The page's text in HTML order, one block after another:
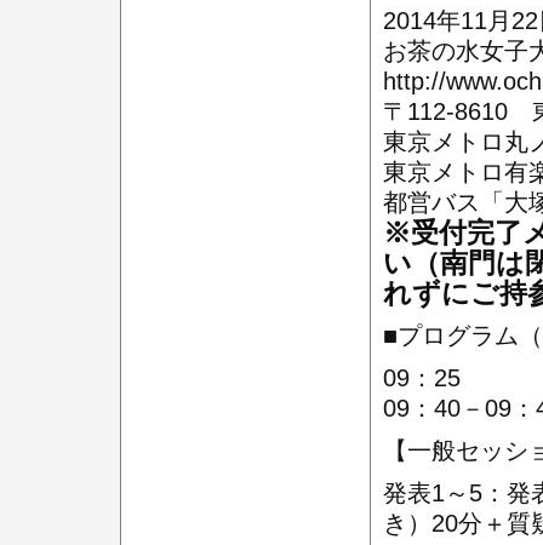
2014年11月
お茶の水女
http://
〒112-8610
東京メトロ丸
東京メトロ有
都営バス「大
※受付完了
い（南門は
れずにご持
■プログラム
09：25
09：40－09
【一般セッシ
発表1～5：発
き）20分＋質